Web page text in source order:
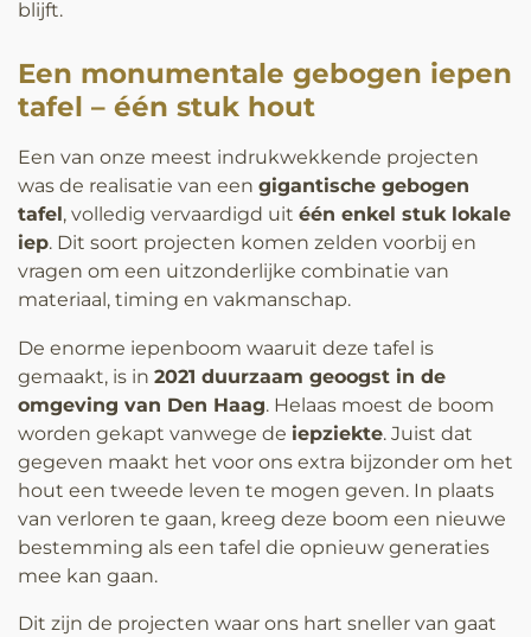
blijft.
Een monumentale gebogen iepen
tafel – één stuk hout
Een van onze meest indrukwekkende projecten
was de realisatie van een gigantische gebogen
tafel, volledig vervaardigd uit één enkel stuk lokale
iep. Dit soort projecten komen zelden voorbij en
vragen om een uitzonderlijke combinatie van
materiaal, timing en vakmanschap.
De enorme iepenboom waaruit deze tafel is
gemaakt, is in 2021 duurzaam geoogst in de
omgeving van Den Haag. Helaas moest de boom
worden gekapt vanwege de iepziekte. Juist dat
gegeven maakt het voor ons extra bijzonder om het
hout een tweede leven te mogen geven. In plaats
van verloren te gaan, kreeg deze boom een nieuwe
bestemming als een tafel die opnieuw generaties
mee kan gaan.
Dit zijn de projecten waar ons hart sneller van gaat